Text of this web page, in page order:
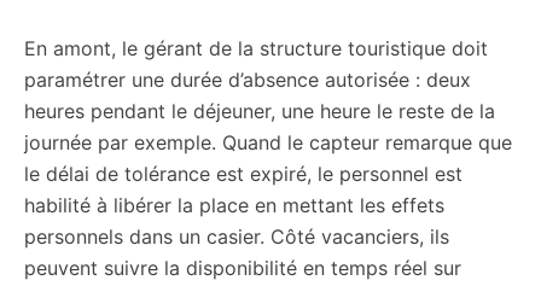
En amont, le gérant de la structure touristique doit
paramétrer une durée d’absence autorisée : deux
heures pendant le déjeuner, une heure le reste de la
journée par exemple. Quand le capteur remarque que
le délai de tolérance est expiré, le personnel est
habilité à libérer la place en mettant les effets
personnels dans un casier. Côté vacanciers, ils
peuvent suivre la disponibilité en temps réel sur